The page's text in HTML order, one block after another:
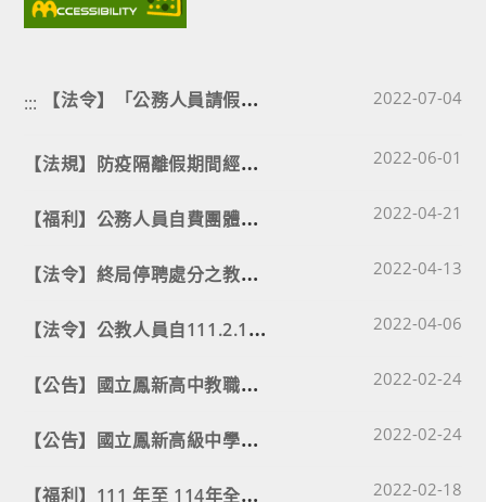
::: 【
法令】「公務人員請假規則」第3條、第11條修正發布 Post published:
2022-07-04
【
法規】防疫隔離假期間經指派於上班時間執行職務 Post published:
2022-06-01
【
福利】公務人員自費團體保險專案111年度起調漲費率 Post published:
2022-04-21
【
法令】終局停聘處分之教師，停聘期間可否在外自行就業 Post published:
2022-04-13
【
法令】公教人員自111.2.10起得同時請領同一子女之育嬰留職停薪津貼 Post published:
2022-04-06
【
公告】國立鳳新高中教職員公費疫苗接種請假相關說明 Post published:
2022-02-24
【
公告】國立鳳新高級中學教職員差假事宜彙整表 Post published:
2022-02-24
【
福利】111 年至 114年全國公教員工及其親屬長期照顧保險方案 Post published:
2022-02-18